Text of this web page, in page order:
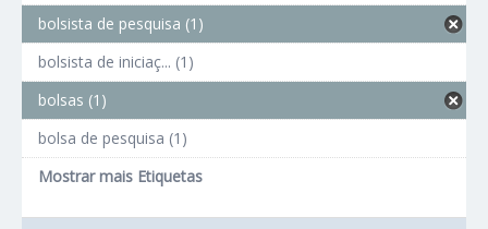
bolsista de pesquisa (1)
bolsista de iniciaç... (1)
bolsas (1)
bolsa de pesquisa (1)
Mostrar mais Etiquetas